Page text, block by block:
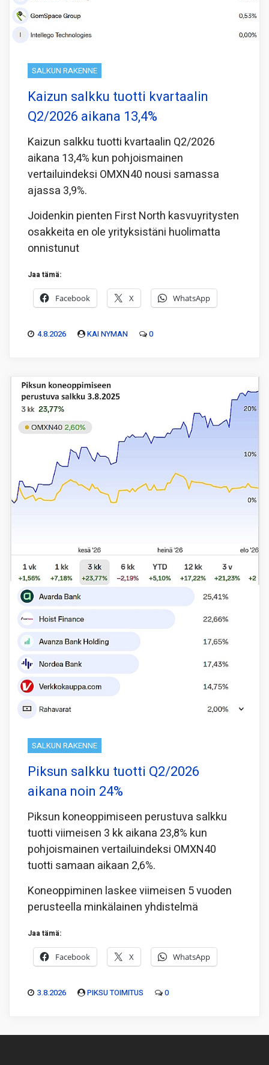
SALKUN RAKENNE
Kaizun salkku tuotti kvartaalin
Q2/2026 aikana 13,4%
Kaizun salkku tuotti kvartaalin Q2/2026
aikana 13,4% kun pohjoismainen
vertailuindeksi OMXN40 nousi samassa
ajassa 3,9%.
Joidenkin pienten First North kasvuyritysten
osakkeita en ole yrityksistäni huolimatta
onnistunut
Jaa tämä:
Facebook X WhatsApp
4.8.2026 KAI NYMAN 0
SALKUN RAKENNE
Piksun salkku tuotti Q2/2026
aikana noin 24%
Piksun koneoppimiseen perustuva salkku
tuotti viimeisen 3 kk aikana 23,8% kun
pohjoismainen vertailuindeksi OMXN40
tuotti samaan aikaan 2,6%.
Koneoppiminen laskee viimeisen 5 vuoden
perusteella minkälainen yhdistelmä
Jaa tämä:
Facebook X WhatsApp
3.8.2026 PIKSU TOIMITUS 0